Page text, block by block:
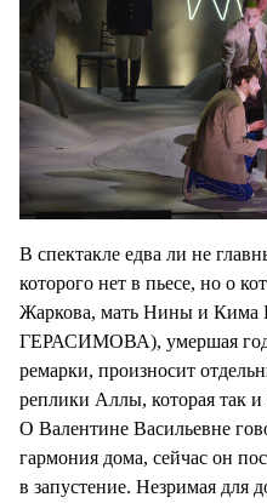
В спектакле едва ли не
которого нет в пьесе, но о
Жаркова, мать Нины и Кима
ГЕРАСИМОВА), умершая год
ремарки, произносит
реплики Аллы, которая так и
О Валентине Васильевне
гармония дома, сейчас он
в запустение. Незримая для